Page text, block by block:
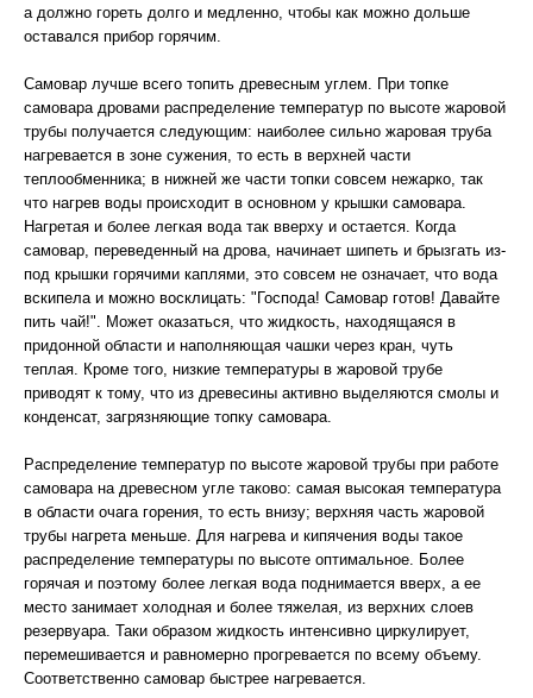
а должно гореть долго и медленно, чтобы как можно дольше
оставался прибор горячим.
Самовар лучше всего топить древесным углем. При топке
самовара дровами распределение температур по высоте жаровой
трубы получается следующим: наиболее сильно жаровая труба
нагревается в зоне сужения, то есть в верхней части
теплообменника; в нижней же части топки совсем нежарко, так
что нагрев воды происходит в основном у крышки самовара.
Нагретая и более легкая вода так вверху и остается. Когда
самовар, переведенный на дрова, начинает шипеть и брызгать из-
под крышки горячими каплями, это совсем не означает, что вода
вскипела и можно восклицать: "Господа! Самовар готов! Давайте
пить чай!". Может оказаться, что жидкость, находящаяся в
придонной области и наполняющая чашки через кран, чуть
теплая. Кроме того, низкие температуры в жаровой трубе
приводят к тому, что из древесины активно выделяются смолы и
конденсат, загрязняющие топку самовара.
Распределение температур по высоте жаровой трубы при работе
самовара на древесном угле таково: самая высокая температура
в области очага горения, то есть внизу; верхняя часть жаровой
трубы нагрета меньше. Для нагрева и кипячения воды такое
распределение температуры по высоте оптимальное. Более
горячая и поэтому более легкая вода поднимается вверх, а ее
место занимает холодная и более тяжелая, из верхних слоев
резервуара. Таки образом жидкость интенсивно циркулирует,
перемешивается и равномерно прогревается по всему объему.
Соответственно самовар быстрее нагревается.